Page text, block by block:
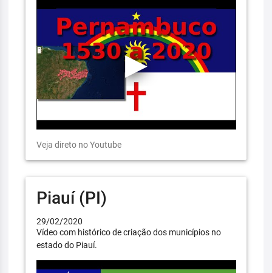
Veja direto no Youtube
Piauí (PI)
29/02/2020
Vídeo com histórico de criação dos municípios no
estado do Piauí.